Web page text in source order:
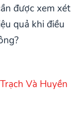
được xem xét
quả khi điều
Và Huyền